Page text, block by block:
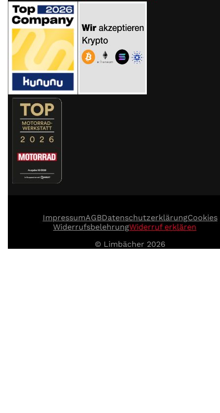
© Limbächer 2026
ImpressumAGBDatenschutzerklärungCookies
WiderrufsbelehrungWiderruf erklären